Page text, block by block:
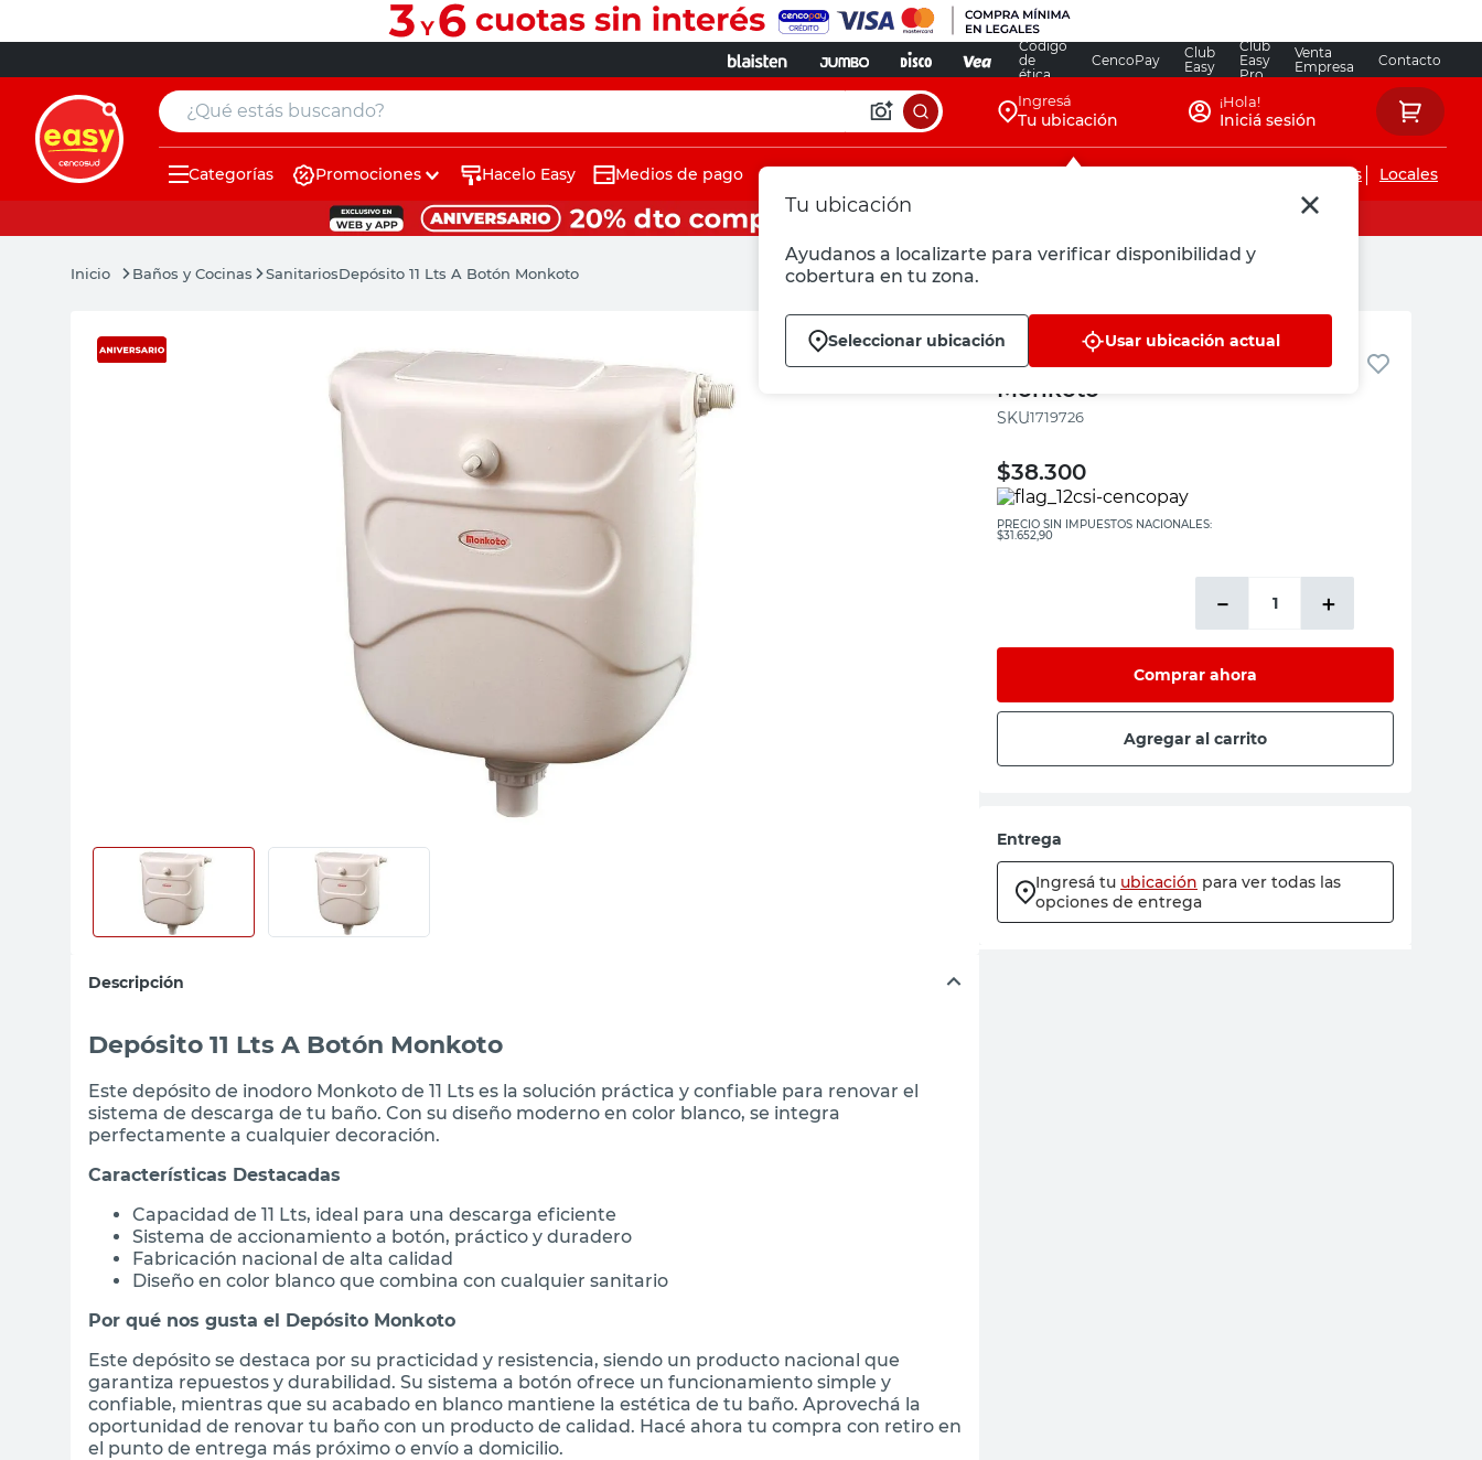
Código
de
ética
CencoPay
Club
Easy
Club
Easy
Pro
Venta
Empresa
Contacto
¿Qué estás buscando? Ingresá
Tu ubicación
Tu ubicación
Ayudanos a localizarte para verificar disponibilidad y
cobertura en tu zona.
Seleccionar ubicación Usar ubicación actual
¡Hola!
Iniciá sesión
Categorías Promociones Hacelo Easy Medios de pago Servicios de instalaciones Locales
Baños y Cocinas SanitariosDepósito 11 Lts A Botón Monkoto
Descripción
Depósito 11 Lts A Botón Monkoto
Este depósito de inodoro Monkoto de 11 Lts es la solución práctica y confiable para renovar el
sistema de descarga de tu baño. Con su diseño moderno en color blanco, se integra
perfectamente a cualquier decoración.
Características Destacadas
Capacidad de 11 Lts, ideal para una descarga eficiente
Sistema de accionamiento a botón, práctico y duradero
Fabricación nacional de alta calidad
Diseño en color blanco que combina con cualquier sanitario
Por qué nos gusta el Depósito Monkoto
Este depósito se destaca por su practicidad y resistencia, siendo un producto nacional que
garantiza repuestos y durabilidad. Su sistema a botón ofrece un funcionamiento simple y
confiable, mientras que su acabado en blanco mantiene la estética de tu baño. Aprovechá la
oportunidad de renovar tu baño con un producto de calidad. Hacé ahora tu compra con retiro en
el punto de entrega más próximo o envío a domicilio.
Monkoto
Depósito 11 Lts A Botón
Monkoto
:1719726
$38.300
PRECIO SIN IMPUESTOS NACIONALES:
$31.652,90
＋
－
Comprar ahora
Agregar al carrito
Entrega
Ingresá tu ubicación para ver todas las
opciones de entrega
muebles